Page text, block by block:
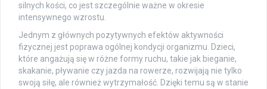
silnych kości, co jest szczególnie ważne w okresie
intensywnego wzrostu.
Jednym z głównych pozytywnych efektów aktywności
fizycznej jest poprawa ogólnej kondycji organizmu. Dzieci,
które angażują się w różne formy ruchu, takie jak bieganie,
skakanie, pływanie czy jazda na rowerze, rozwijają nie tylko
swoją siłę, ale również wytrzymałość. Dzięki temu są w stanie